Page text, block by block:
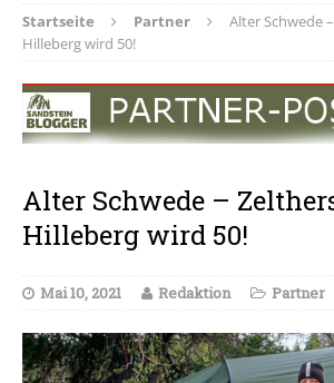
Startseite Partner
Alter Schwede
Hilleberg wird 50!
Alter Schwede –
Hilleberg wird 50!
Mai 10, 2021 Redaktion Partner